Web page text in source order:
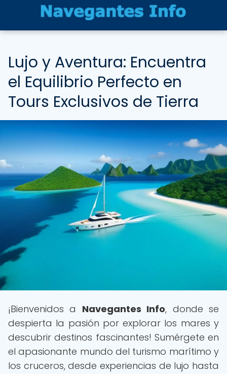
Lujo y Aventura: Encuentra
el Equilibrio Perfecto en
Tours Exclusivos de Tierra
¡Bienvenidos a Navegantes Info, donde se
despierta la pasión por explorar los mares y
descubrir destinos fascinantes! Sumérgete en
el apasionante mundo del turismo marítimo y
los cruceros, desde experiencias de lujo hasta